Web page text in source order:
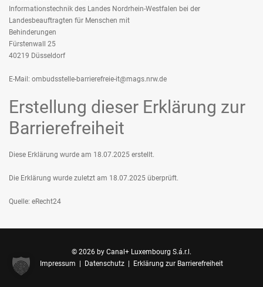
Informationstechnik des Landes Nordrhein-Westfalen bei der
Landesbeauftragten für Menschen mit
Behinderungen
Fürstenwall 25
40219 Düsseldorf
E-Mail: ombudsstelle-barrierefreie-it@mags.nrw.de
Erstellung dieser Erklärung zur
Barrierefreiheit
Diese Erklärung wurde am 18.07.2025 erstellt.
Die Erklärung wurde zuletzt am 18.07.2025 überprüft.
Quelle: eRecht24
© 2026 by Canal+ Luxembourg S.á.r.l.
Impressum | Datenschutz | Erklärung zur Barrierefreiheit